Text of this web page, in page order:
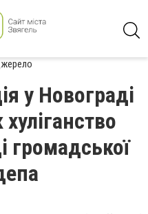
у Новограді
громадської